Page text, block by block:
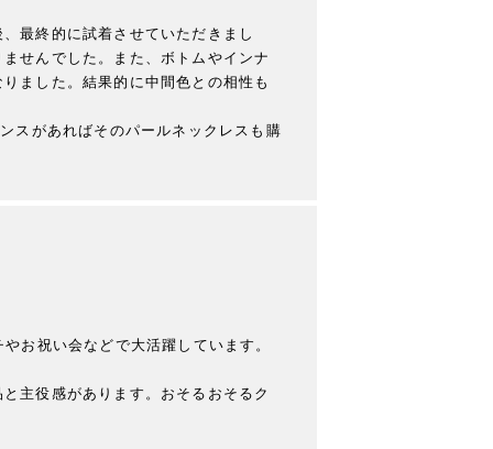
最終的に試着させていただきまし
せんでした。また、ボトムやインナ
ました。結果的に中間色との相性も
スがあればそのパールネックレスも購
お祝い会などで大活躍しています。
主役感があります。おそるおそるク